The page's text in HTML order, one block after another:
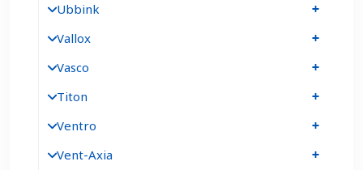
Ubbink
Vallox
Vasco
Titon
Ventro
Vent-Axia